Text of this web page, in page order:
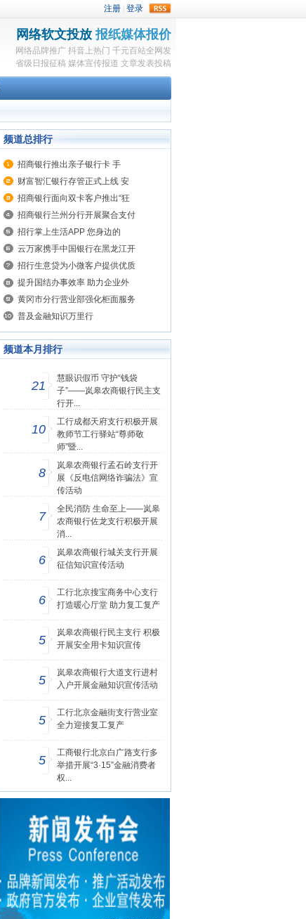
网络软文投放 报纸媒体报价
网络品牌推广 抖音上热门 千元百站全网发
省级日报征稿 媒体宣传报道 文章发表投稿
频道总排行
招商银行推出亲子银行卡 手
财富智汇银行存管正式上线 安
招商银行面向双卡客户推出“狂
招商银行兰州分行开展聚合支付
招行掌上生活APP 您身边的
云万家携手中国银行在黑龙江开
招行生意贷为小微客户提供优质
提升国结办事效率 助力企业外
黄冈市分行营业部强化柜面服务
普及金融知识万里行
频道本月排行
21
慧眼识假币 守护“钱袋
子”——岚皋农商银行民主支
行开...
10
工行成都天府支行积极开展
教师节工行驿站“尊师敬
师”暨...
8
岚皋农商银行孟石岭支行开
展《反电信网络诈骗法》宣
传活动
7
全民消防 生命至上——岚皋
农商银行佐龙支行积极开展
消...
6
岚皋农商银行城关支行开展
征信知识宣传活动
6
工行北京搜宝商务中心支行
打造暖心厅堂 助力复工复产
5
岚皋农商银行民主支行 积极
开展安全用卡知识宣传
5
岚皋农商银行大道支行进村
入户开展金融知识宣传活动
5
工行北京金融街支行营业室
全力迎接复工复产
5
工商银行北京白广路支行多
举措开展“3·15”金融消费者
权...